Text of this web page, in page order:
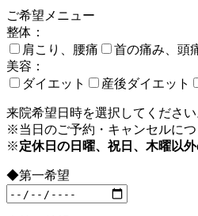
ご希望メニュー
整体：
肩こり、腰痛
首の痛み、頭
美容：
ダイエット
産後ダイエット
来院希望日時を選択してください
※当日のご予約・キャンセルに
※定休日の日曜、祝日、木曜以
◆第一希望